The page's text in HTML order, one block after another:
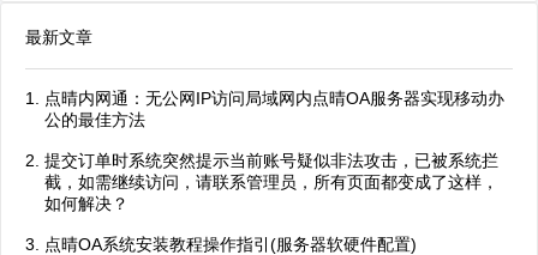
最新文章
点晴内网通：无公网IP访问局域网内点晴OA服务器实现移动办
公的最佳方法
提交订单时系统突然提示当前账号疑似非法攻击，已被系统拦
截，如需继续访问，请联系管理员，所有页面都变成了这样，
如何解决？
点晴OA系统安装教程操作指引(服务器软硬件配置)